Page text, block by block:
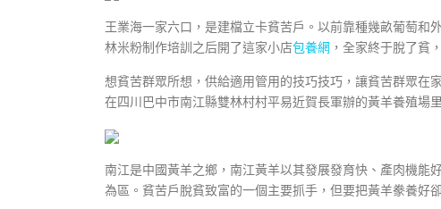
王業海一家六口，是建檔立卡貧苦戶。以前靠種幾畝葡萄
林米粉制作培訓之后開了這家小店包養網 ，全家終于脫了貧
想貧苦群眾所想，供給適用管用的技巧技巧，讓貧苦群眾在
在四川巴中市南江縣雙林村村平易近賀長軍辦的黃羊養殖場
南江是中國黃羊之鄉，南江黃羊以其發展發育快、產肉機能
為區。貧苦戶脫貧致富的一個主要抓手，但要把黃羊豢養好